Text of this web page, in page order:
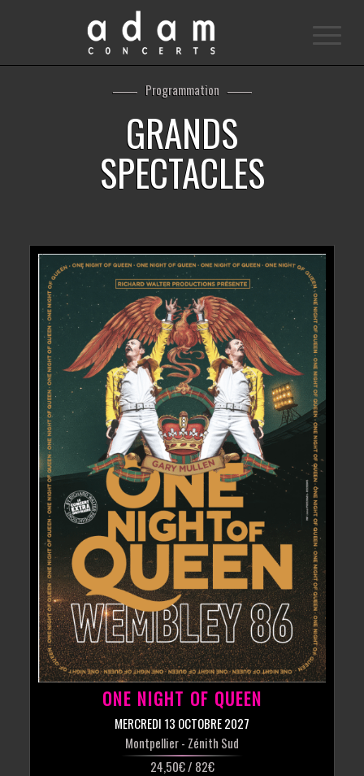
Programmation
GRANDS
SPECTACLES
ONE NIGHT OF QUEEN
MERCREDI 13 OCTOBRE 2027
Montpellier- Zénith Sud
24,50€ / 82€